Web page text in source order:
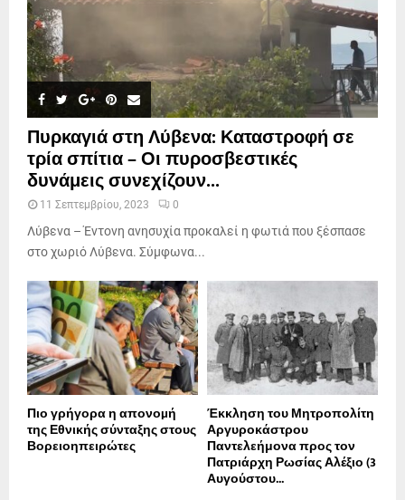
Πυρκαγιά στη Λύβενα: Καταστροφή σε
τρία σπίτια – Οι πυροσβεστικές
δυνάμεις συνεχίζουν...
11 Σεπτεμβρίου, 2023 0
Λύβενα – Έντονη ανησυχία προκαλεί η φωτιά που ξέσπασε
στο χωριό Λύβενα. Σύμφωνα...
Πιο γρήγορα η απονοµή
της Εθνικής σύνταξης στους
Βορειοηπειρώτες
Έκκληση του Μητροπολίτη
Αργυροκάστρου
Παντελεήμονα προς τον
Πατριάρχη Ρωσίας Αλέξιο (3
Αυγούστου...